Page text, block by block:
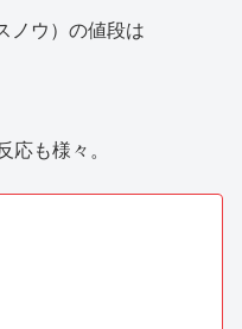
ノウ）の値段は
も様々。